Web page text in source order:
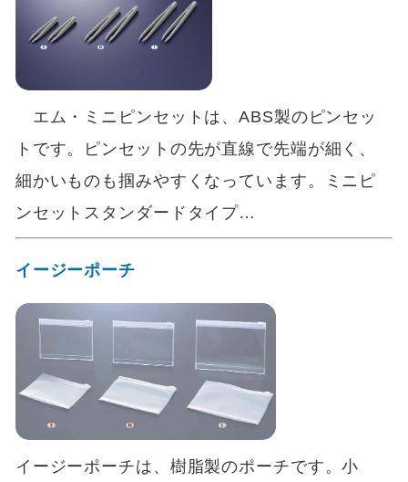
エム・ミニピンセットは、ABS製のピンセッ
トです。ピンセットの先が直線で先端が細く、
細かいものも掴みやすくなっています。ミニピ
ンセットスタンダードタイプ…
イージーポーチ
イージーポーチは、樹脂製のポーチです。小